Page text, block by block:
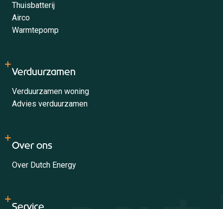
Thuisbatterij
Airco
Warmtepomp
Verduurzamen
Verduurzamen woning
Advies verduurzamen
Over ons
Over Dutch Energy
Service